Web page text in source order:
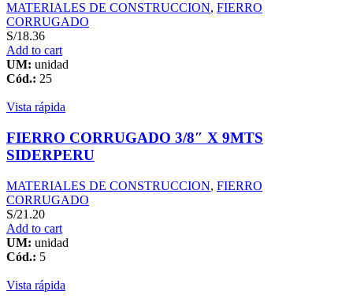
MATERIALES DE CONSTRUCCION, FIERRO
CORRUGADO
S/18.36
Add to cart
UM: unidad
Cód.: 25
Vista rápida
FIERRO CORRUGADO 3/8″ X 9MTS
SIDERPERU
MATERIALES DE CONSTRUCCION, FIERRO
CORRUGADO
S/21.20
Add to cart
UM: unidad
Cód.: 5
Vista rápida